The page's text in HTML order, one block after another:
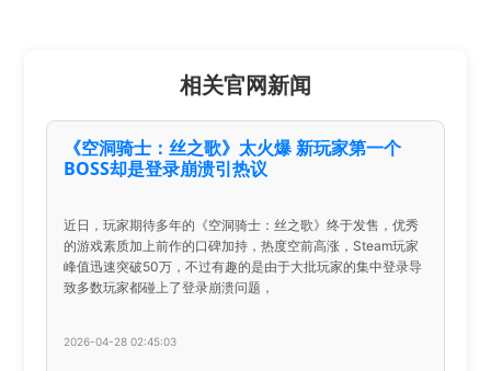
相关官网新闻
《空洞骑士：丝之歌》太火爆 新玩家第一个
BOSS却是登录崩溃引热议
近日，玩家期待多年的《空洞骑士：丝之歌》终于发售，优秀
的游戏素质加上前作的口碑加持，热度空前高涨，Steam玩家
峰值迅速突破50万，不过有趣的是由于大批玩家的集中登录导
致多数玩家都碰上了登录崩溃问题，
2026-04-28 02:45:03